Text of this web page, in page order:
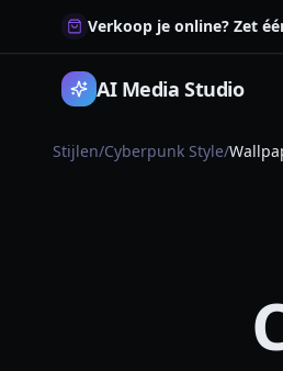
Verkoop je online? Zet
AI Media Studio
Stijlen/Cyberpunk Style/